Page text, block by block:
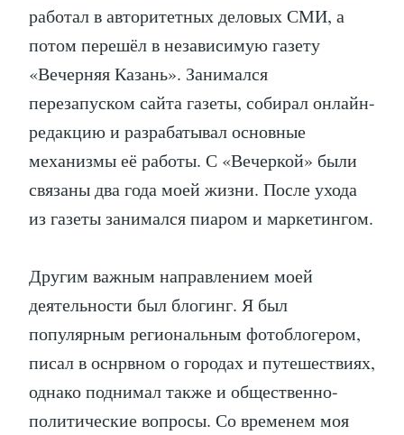
работал в авторитетных деловых СМИ, а
потом перешёл в независимую газету
«Вечерняя Казань». Занимался
перезапуском сайта газеты, собирал онлайн-
редакцию и разрабатывал основные
механизмы её работы. С «Вечеркой» были
связаны два года моей жизни. После ухода
из газеты занимался пиаром и маркетингом.
Другим важным направлением моей
деятельности был блогинг. Я был
популярным региональным фотоблогером,
писал в оснрвном о городах и путешествиях,
однако поднимал также и общественно-
политические вопросы. Со временем моя